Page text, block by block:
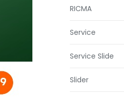
RICMA
Service
Service Slide
Slider